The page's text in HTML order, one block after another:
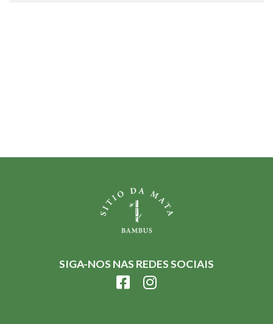
SIGA-NOS NAS REDES SOCIAIS